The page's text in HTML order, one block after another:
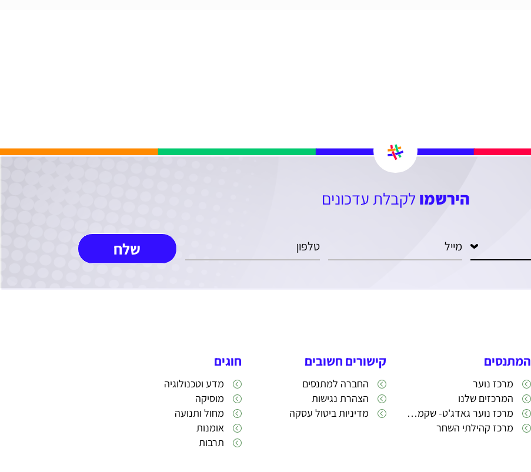
הירשמו לקבלת עדכונים
המתנסים
מרכז נוער
המרכזים שלנו
מרכז נוער גאדג'ט- שקמה 22
מרכז קהילתי השחר
קישורים חשובים
החברה למתנסים
הצהרת נגישות
מדיניות ביטול עסקה
חוגים
מדע וטכנולוגיה
מוסיקה
מחול ותנועה
אומנות
תרבות